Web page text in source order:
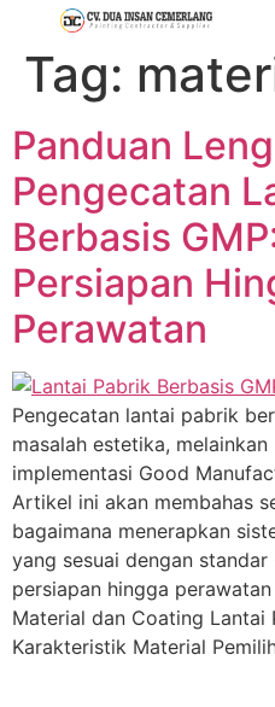
Tag:
Panduan
Pengecatan
Berbasis
Persiapan
Perawatan
Pengecatan lantai pabrik
masalah estetika,
implementasi Good
Artikel ini akan membahas
bagaimana menerapkan
yang sesuai dengan standar
persiapan hingga
Material dan Coating Lantai
Karakteristik Material